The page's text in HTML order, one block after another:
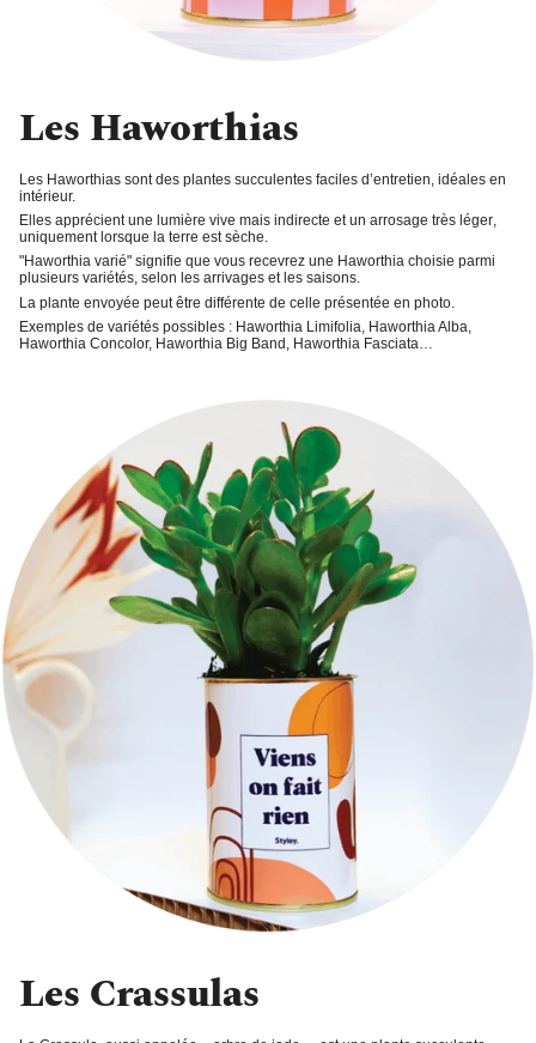
Les Haworthias
Les Haworthias sont des plantes succulentes faciles d’entretien, idéales en
intérieur.
Elles apprécient une lumière vive mais indirecte et un arrosage très léger,
uniquement lorsque la terre est sèche.
"Haworthia varié" signifie que vous recevrez une Haworthia choisie parmi
plusieurs variétés, selon les arrivages et les saisons.
La plante envoyée peut être différente de celle présentée en photo.
Exemples de variétés possibles : Haworthia Limifolia, Haworthia Alba,
Haworthia Concolor, Haworthia Big Band, Haworthia Fasciata…
Les Crassulas